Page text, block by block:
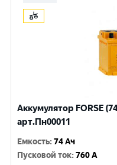
Аккумулятор FORSE
арт.Пн00011
Емкость:74 Ач
Пусковой ток:760 A